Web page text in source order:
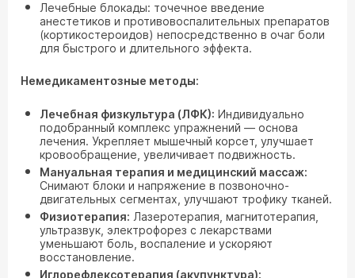
Лечебные блокады: точечное введение
анестетиков и противовоспалительных препаратов
(кортикостероидов) непосредственно в очаг боли
для быстрого и длительного эффекта.
Немедикаментозные методы:
Лечебная физкультура (ЛФК): Индивидуально
подобранный комплекс упражнений — основа
лечения. Укрепляет мышечный корсет, улучшает
кровообращение, увеличивает подвижность.
Мануальная терапия и медицинский массаж:
Снимают блоки и напряжение в позвоночно-
двигательных сегментах, улучшают трофику тканей.
Физиотерапия: Лазеротерапия, магнитотерапия,
ультразвук, электрофорез с лекарствами
уменьшают боль, воспаление и ускоряют
восстановление.
Иглорефлексотерапия (акупунктура):